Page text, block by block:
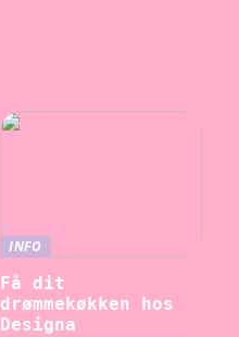
INFO
Få dit
drømmekøkken hos
Designa